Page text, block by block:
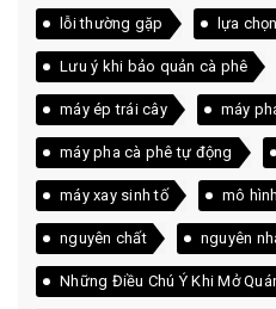
lỗi thường gặp lựa chọn
Lưu ý khi bảo quản cà phê
máy ép trái cây máy
máy pha cà phê tự động
máy xay sinh tố mô
nguyên chất nguyên
Những Điều Chú Ý Khi Mở